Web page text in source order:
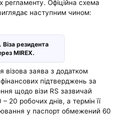
регламенту. Офіційна схема
наступним чином:
Віза резидента
MIREX.
візова заява з додатком
підтверджень за
щодо візи RS зазвичай
20 робочих днів, а термін її
у паспорт обмежений 60